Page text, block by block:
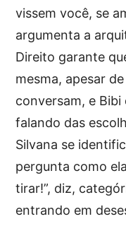
vissem você, se
argumenta a
Direito garante
mesma, apesar
conversam, e
falando das
Silvana se
pergunta como
tirar!”, diz,
entrando em